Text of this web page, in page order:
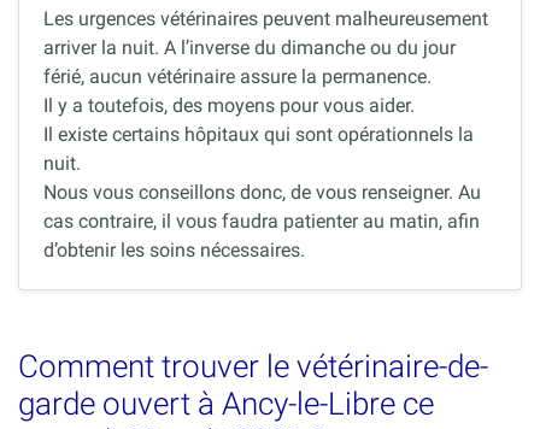
Les urgences vétérinaires peuvent malheureusement
arriver la nuit. A l’inverse du dimanche ou du jour
férié, aucun vétérinaire assure la permanence.
Il y a toutefois, des moyens pour vous aider.
Il existe certains hôpitaux qui sont opérationnels la
nuit.
Nous vous conseillons donc, de vous renseigner. Au
cas contraire, il vous faudra patienter au matin, afin
d’obtenir les soins nécessaires.
Comment trouver le vétérinaire-de-
garde ouvert à Ancy-le-Libre ce